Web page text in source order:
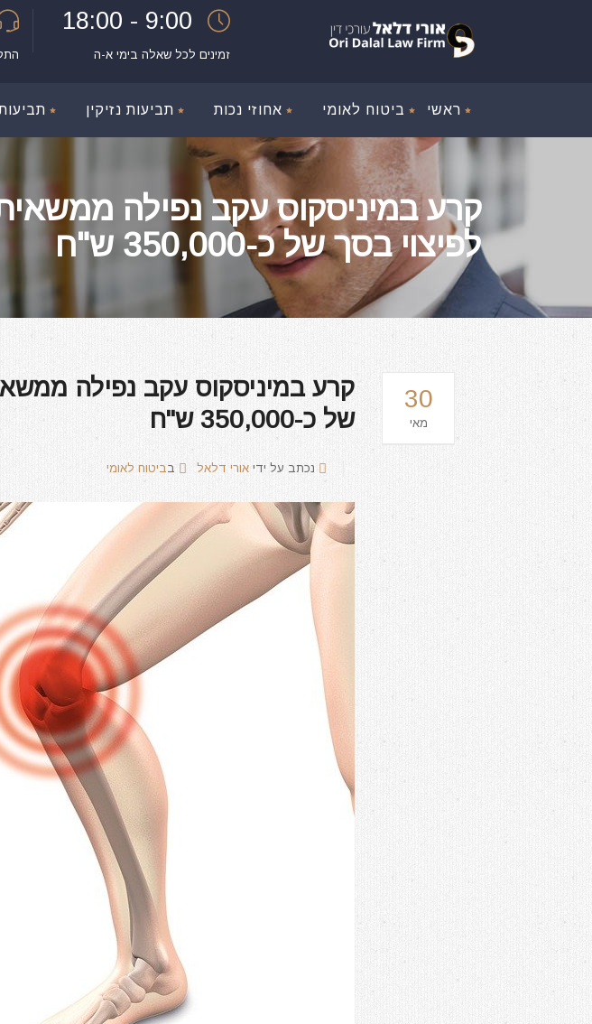
9:00 - 18:00
זמינים לכל שאלה בימי א-ה
ראשי ביטוח לאומי אחוזי נכות תביעות נזיקין
קרע במיניסקוס עקב נפילה
לפיצוי בסך של כ-350,000 ש"ח
30
מאי
קרע במיניסקוס עקב נפילה
של כ-350,000 ש"ח
נכתב על ידי אורי דלאל בביטוח לאומי